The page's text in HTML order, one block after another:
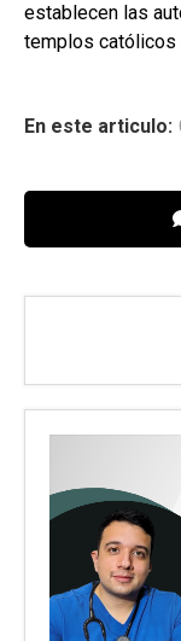
establecen las
templos católicos
En este articulo: